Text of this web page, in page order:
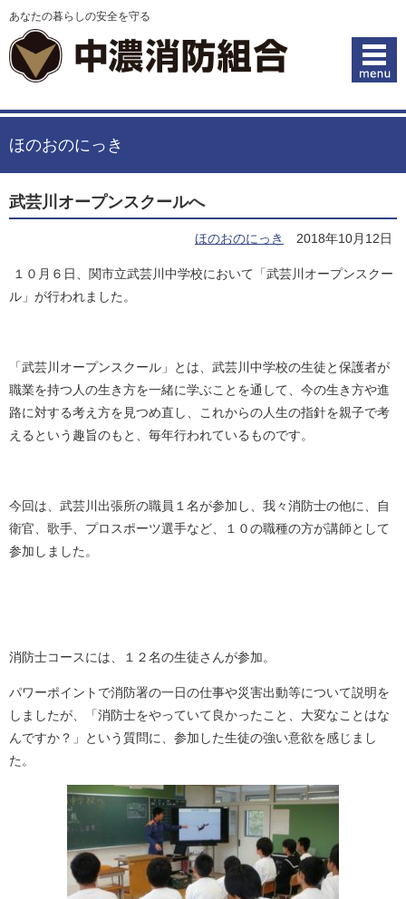
あなたの暮らしの安全を守る
ほのおのにっき
武芸川オープンスクールへ
ほのおのにっき 2018年10月12日
１０月６日、関市立武芸川中学校において「武芸川オープンスクー
ル」が行われました。
「武芸川オープンスクール」とは、武芸川中学校の生徒と保護者が
職業を持つ人の生き方を一緒に学ぶことを通して、今の生き方や進
路に対する考え方を見つめ直し、これからの人生の指針を親子で考
えるという趣旨のもと、毎年行われているものです。
今回は、武芸川出張所の職員１名が参加し、我々消防士の他に、自
衛官、歌手、プロスポーツ選手など、１０の職種の方が講師として
参加しました。
消防士コースには、１２名の生徒さんが参加。
パワーポイントで消防署の一日の仕事や災害出動等について説明を
しましたが、「消防士をやっていて良かったこと、大変なことはな
んですか？」という質問に、参加した生徒の強い意欲を感じまし
た。